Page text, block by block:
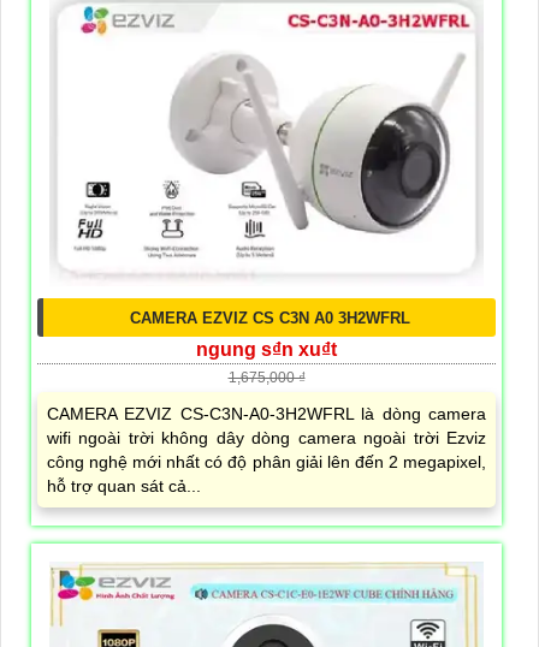
CAMERA EZVIZ CS C3N A0 3H2WFRL
ngung s₫n xu₫t
1,675,000 ₫
CAMERA EZVIZ CS-C3N-A0-3H2WFRL là dòng camera
wifi ngoài trời không dây dòng camera ngoài trời Ezviz
công nghệ mới nhất có độ phân giải lên đến 2 megapixel,
hỗ trợ quan sát cả...